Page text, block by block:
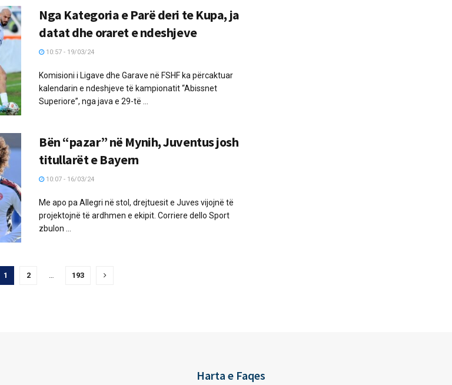
Nga Kategoria e Parë deri te Kupa, ja
datat dhe oraret e ndeshjeve
10:57 - 19/03/24
Komisioni i Ligave dhe Garave në FSHF ka përcaktuar
kalendarin e ndeshjeve të kampionatit “Abissnet
Superiore”, nga java e 29-të ...
Bën “pazar” në Mynih, Juventus josh
titullarët e Bayern
10:07 - 16/03/24
Me apo pa Allegri në stol, drejtuesit e Juves vijojnë të
projektojnë të ardhmen e ekipit. Corriere dello Sport
zbulon ...
1 2 … 193
Harta e Faqes